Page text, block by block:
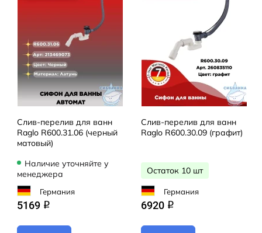
Слив-перелив для ванн
Raglo R600.31.06 (черный
матовый)
Наличие уточняйте у
менеджера
Германия
5169 q
Слив-перелив для ванн
Raglo R600.30.09 (графит)
Остаток 10 шт
Германия
6920 q